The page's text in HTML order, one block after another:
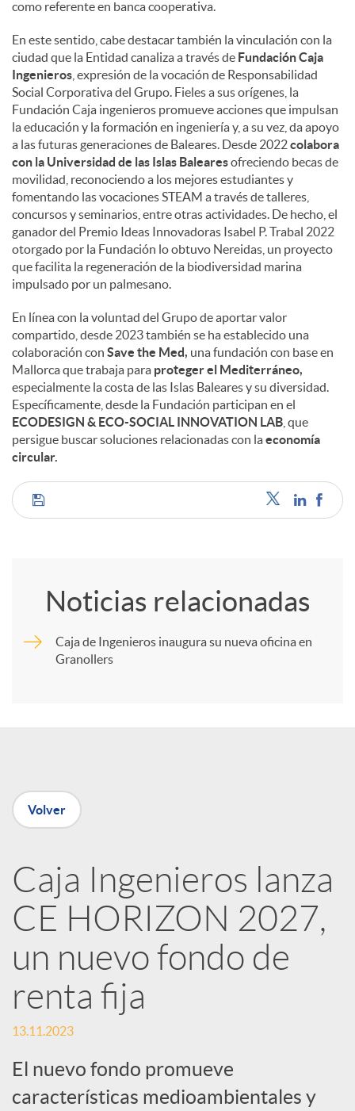
como referente en banca cooperativa.
En este sentido, cabe destacar también la vinculación con la
ciudad que la Entidad canaliza a través de Fundación Caja
Ingenieros , expresión de la vocación de Responsabilidad
Social Corporativa del Grupo. Fieles a sus orígenes, la
Fundación Caja ingenieros promueve acciones que impulsan
la educación y la formación en ingeniería y, a su vez, da apoyo
a las futuras generaciones de Baleares. Desde 2022colabora
con la Universidad de las Islas Balearesofreciendo becas de
movilidad, reconociendo a los mejores estudiantes y
fomentando las vocaciones STEAM a través de talleres,
concursos y seminarios, entre otras actividades. De hecho, el
ganador del Premio Ideas Innovadoras Isabel P. Trabal 2022
otorgado por la Fundación lo obtuvo Nereidas, un proyecto
que facilita la regeneración de la biodiversidad marina
impulsado por un palmesano.
En línea con la voluntad del Grupo de aportar valor
compartido, desde 2023 también se ha establecido una
colaboración con Save the Med, una fundación con base en
Mallorca que trabaja para proteger el Mediterráneo,
especialmente la costa de las Islas Baleares y su diversidad.
Específicamente, desde la Fundación participan en el
ECODESIGN & ECO-SOCIAL INNOVATION LAB , que
persigue buscar soluciones relacionadas con laeconomía
circular.
C
m
t
i
r
e
n
R
Noticias relacionadas
Caja de Ingenieros inaugura su nueva oficina en
Granollers
Volver
Caja Ingenieros lanza
CE HORIZON 2027,
un nuevo fondo de
renta fija
13.11.2023
El nuevo fondo promueve
características medioambientales y